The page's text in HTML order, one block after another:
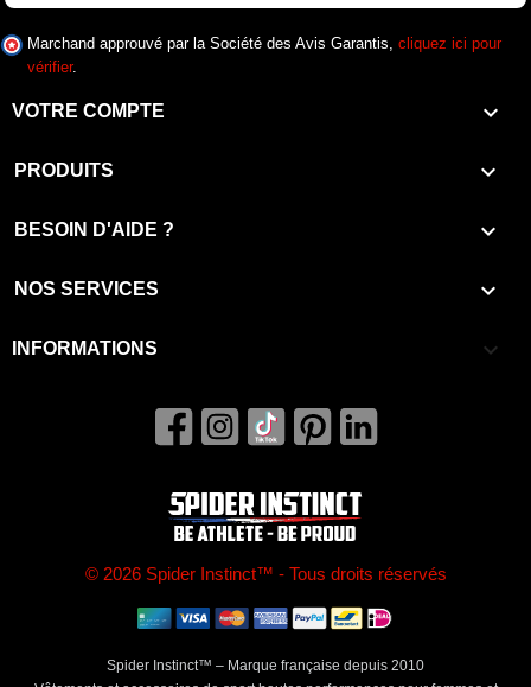
Marchand approuvé par la Société des Avis Garantis, cliquez ici pour
vérifier.
VOTRE COMPTE 
PRODUITS 
BESOIN D'AIDE ? 
NOS SERVICES 
INFORMATIONS keyboard_arrow_down
© 2026 Spider Instinct™ - Tous droits réservés
Spider Instinct™ – Marque française depuis 2010